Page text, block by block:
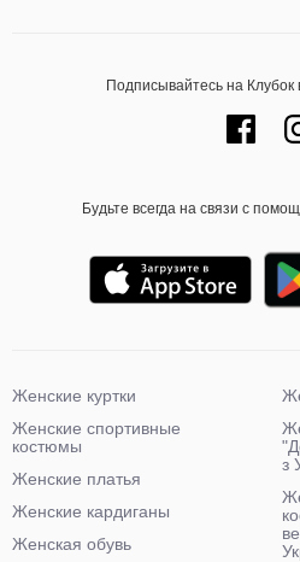
Подписывайтесь на Клубок
Будьте всегда на связи с
Женские куртки
Женские спортивные
костюмы
Женские платья
Женские кардиганы
Женская обувь
з